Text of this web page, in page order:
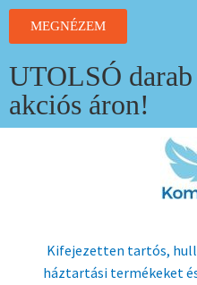
MEGNÉZEM
UTOLSÓ
akciós áron!
Kifejezetten tartós,
háztartási termékeket